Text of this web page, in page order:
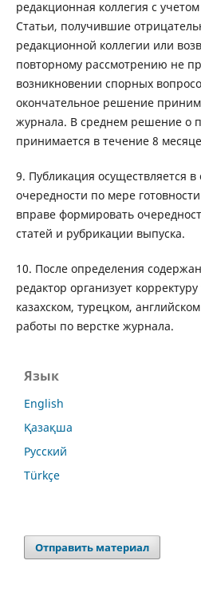
редакционная коллегия с
Статьи, получившие
редакционной коллегии или
повторному рассмотрению не
возникновении спорных
окончательное решение
журнала. В среднем решение о
принимается в течение 8
9. Публикация осуществляется
очередности по мере
вправе формировать
статей и рубрикации выпуска.
10. После определения
редактор организует
казахском, турецком,
работы по верстке журнала.
Язык
English
Қазақша
Русский
Türkçe
Отправить материал